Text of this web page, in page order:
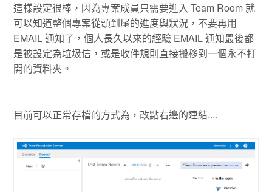
這樣設定很棒，因為專案成員只需要進入 Team Room 就
可以知道整個專案從頭到尾的進度與狀況，不要再用
EMAIL 通知了，個人長久以來的經驗 EMAIL 通知最後都
是被設定為垃圾信，或是收件規則直接搬移到一個永不打
開的資料夾。
目前可以正常存檔的方式為，改點右邊的連結....